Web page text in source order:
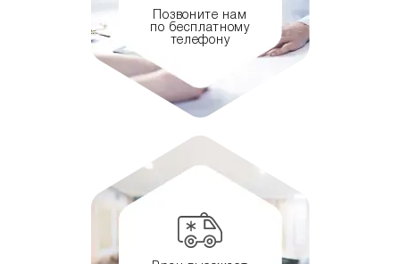
Позвоните нам
по бесплатному
телефону